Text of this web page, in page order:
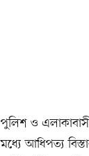
পুলিশ ও
মধ্যে আধিপত্য